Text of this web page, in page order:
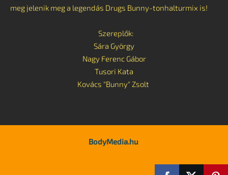
meg jelenik meg a legendás Drugs Bunny-tonhalturmix is!
Szereplők:
Sára György
Nagy Ferenc Gábor
Tusori Kata
Kovács "Bunny" Zsolt
BodyMedia.hu